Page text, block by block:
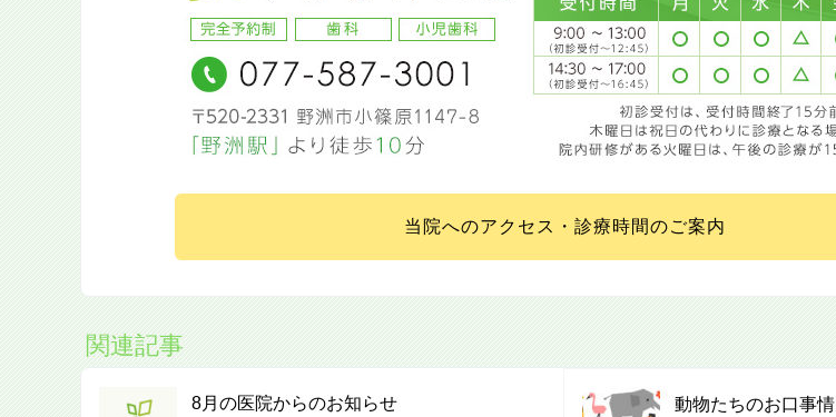
当院へのアクセス・診療時間のご案内
関連記事
8月の医院からのお知らせ 動物たちのお口事情